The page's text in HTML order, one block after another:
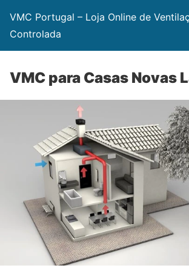
VMC Portugal – Loja Online de
Controlada
VMC para Casas Novas